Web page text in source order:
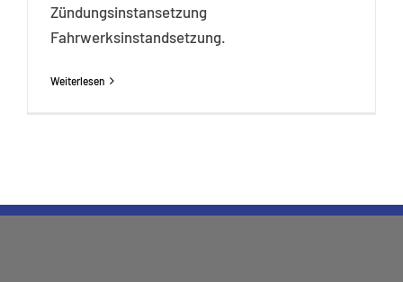
Zündungsinstansetzung
Fahrwerksinstandsetzung.
Weiterlesen